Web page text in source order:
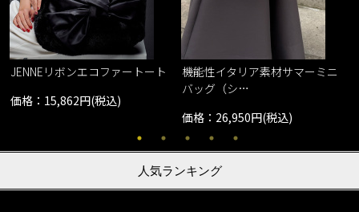
JENNEリボンエコファートート
価格：15,862円(税込)
機能性イタリア素材サマーミニ
バッグ（シ…
価格：26,950円(税込)
人気ランキング